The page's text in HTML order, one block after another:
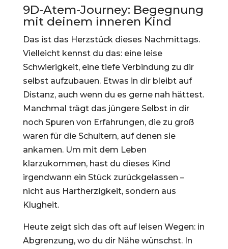
9D-Atem-Journey: Begegnung
mit deinem inneren Kind
Das ist das Herzstück dieses Nachmittags.
Vielleicht kennst du das: eine leise
Schwierigkeit, eine tiefe Verbindung zu dir
selbst aufzubauen. Etwas in dir bleibt auf
Distanz, auch wenn du es gerne nah hättest.
Manchmal trägt das jüngere Selbst in dir
noch Spuren von Erfahrungen, die zu groß
waren für die Schultern, auf denen sie
ankamen. Um mit dem Leben
klarzukommen, hast du dieses Kind
irgendwann ein Stück zurückgelassen –
nicht aus Hartherzigkeit, sondern aus
Klugheit.
Heute zeigt sich das oft auf leisen Wegen: in
Abgrenzung, wo du dir Nähe wünschst. In